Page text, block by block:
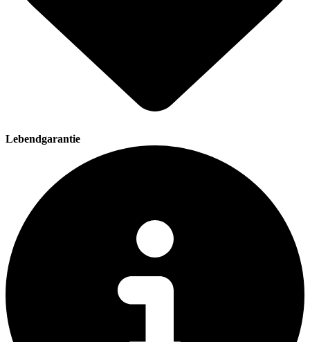
Lebendgarantie